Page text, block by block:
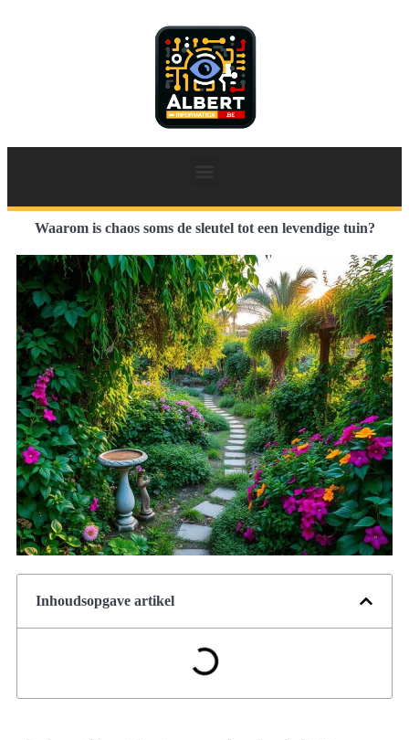
Waarom is chaos soms de sleutel tot een levendige tuin?
Inhoudsopgave artikel